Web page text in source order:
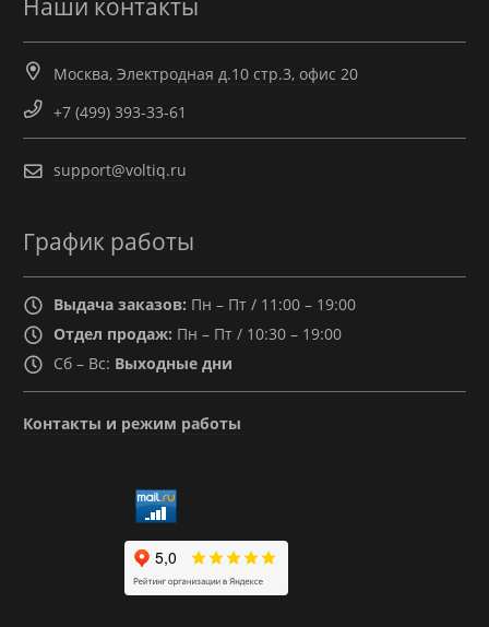
Наши контакты
Москва, Электродная д.10 стр.3, офис 20
+7 (499) 393-33-61
support@voltiq.ru
График работы
Выдача заказов: Пн – Пт / 11:00 – 19:00
Отдел продаж: Пн – Пт / 10:30 – 19:00
Сб – Вс: Выходные дни
Контакты и режим работы